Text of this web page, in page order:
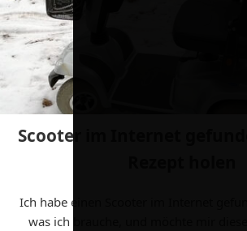
Scooter im Internet
Ich habe einen Scooter im Internet
was ich brauche, und möchte mir